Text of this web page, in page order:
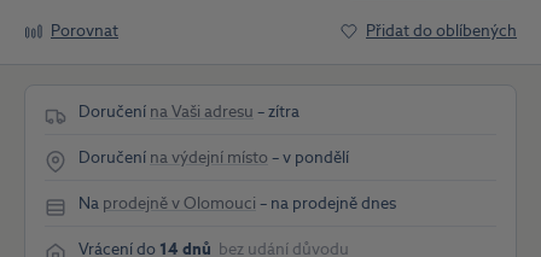
Porovnat Přidat do oblíbených
Doručení na Vaši adresu – zítra
Doručení na výdejní místo – v pondělí
Na prodejně v Olomouci – na prodejně dnes
Vrácení do 14 dnů bez udání důvodu